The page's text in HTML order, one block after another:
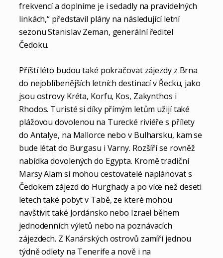
frekvencí a doplníme je i sedadly na pravidelných
linkách,“ představil plány na následující letní
sezonu Stanislav Zeman, generální ředitel
Čedoku.
Příští léto budou také pokračovat zájezdy z Brna
do nejoblíbenějších letních destinací v Řecku, jako
jsou ostrovy Kréta, Korfu, Kos, Zakynthos i
Rhodos. Turisté si díky přímým letům užijí také
plážovou dovolenou na Turecké riviéře s přílety
do Antalye, na Mallorce nebo v Bulharsku, kam se
bude létat do Burgasu i Varny. Rozšíří se rovněž
nabídka dovolených do Egypta. Kromě tradiční
Marsy Alam si mohou cestovatelé naplánovat s
Čedokem zájezd do Hurghady a po více než deseti
letech také pobyt v Tabě, ze které mohou
navštívit také Jordánsko nebo Izrael během
jednodenních výletů nebo na poznávacích
zájezdech. Z Kanárských ostrovů zamíří jednou
týdně odlety na Tenerife a nově i na